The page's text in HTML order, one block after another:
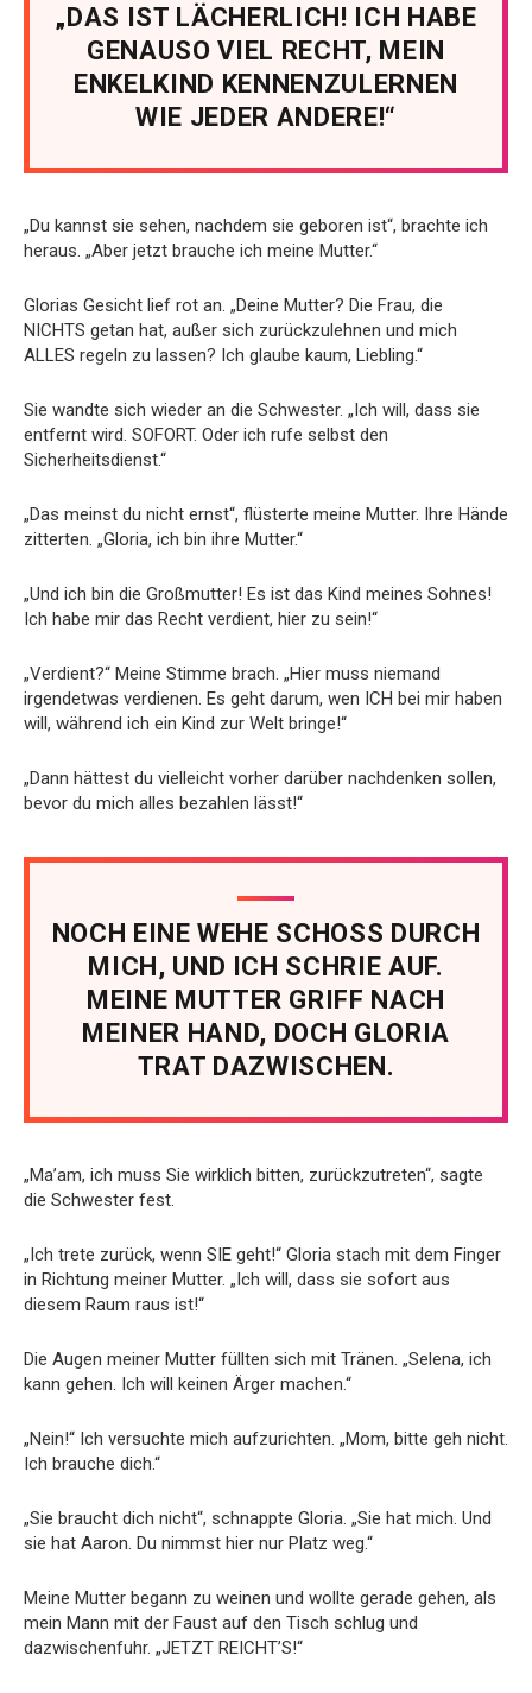
„DAS IST LÄCHERLICH! ICH HABE
GENAUSO VIEL RECHT, MEIN
ENKELKIND KENNENZULERNEN
WIE JEDER ANDERE!“
„Du kannst sie sehen, nachdem sie geboren ist“, brachte ich
heraus. „Aber jetzt brauche ich meine Mutter.“
Glorias Gesicht lief rot an. „Deine Mutter? Die Frau, die
NICHTS getan hat, außer sich zurückzulehnen und mich
ALLES regeln zu lassen? Ich glaube kaum, Liebling.“
Sie wandte sich wieder an die Schwester. „Ich will, dass sie
entfernt wird. SOFORT. Oder ich rufe selbst den
Sicherheitsdienst.“
„Das meinst du nicht ernst“, flüsterte meine Mutter. Ihre Hände
zitterten. „Gloria, ich bin ihre Mutter.“
„Und ich bin die Großmutter! Es ist das Kind meines Sohnes!
Ich habe mir das Recht verdient, hier zu sein!“
„Verdient?“ Meine Stimme brach. „Hier muss niemand
irgendetwas verdienen. Es geht darum, wen ICH bei mir haben
will, während ich ein Kind zur Welt bringe!“
„Dann hättest du vielleicht vorher darüber nachdenken sollen,
bevor du mich alles bezahlen lässt!“
NOCH EINE WEHE SCHOSS DURCH
MICH, UND ICH SCHRIE AUF.
MEINE MUTTER GRIFF NACH
MEINER HAND, DOCH GLORIA
TRAT DAZWISCHEN.
„Ma’am, ich muss Sie wirklich bitten, zurückzutreten“, sagte
die Schwester fest.
„Ich trete zurück, wenn SIE geht!“ Gloria stach mit dem Finger
in Richtung meiner Mutter. „Ich will, dass sie sofort aus
diesem Raum raus ist!“
Die Augen meiner Mutter füllten sich mit Tränen. „Selena, ich
kann gehen. Ich will keinen Ärger machen.“
„Nein!“ Ich versuchte mich aufzurichten. „Mom, bitte geh nicht.
Ich brauche dich.“
„Sie braucht dich nicht“, schnappte Gloria. „Sie hat mich. Und
sie hat Aaron. Du nimmst hier nur Platz weg.“
Meine Mutter begann zu weinen und wollte gerade gehen, als
mein Mann mit der Faust auf den Tisch schlug und
dazwischenfuhr. „JETZT REICHT’S!“